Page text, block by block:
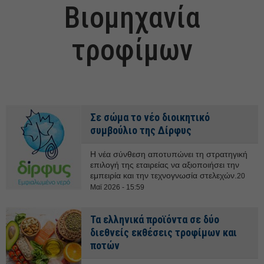
Βιομηχανία
τροφίμων
Σε σώμα το νέο διοικητικό
συμβούλιο της Δίρφυς
Η νέα σύνθεση αποτυπώνει τη στρατηγική
επιλογή της εταιρείας να αξιοποιήσει την
εμπειρία και την τεχνογνωσία στελεχών. 20
Μαϊ 2026 - 15:59
Τα ελληνικά προϊόντα σε δύο
διεθνείς εκθέσεις τροφίμων και
ποτών